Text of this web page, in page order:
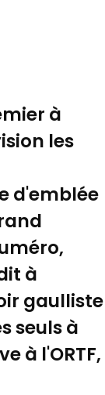
à
les
d'emblée
à
gaulliste
seuls à
à l'ORTF,